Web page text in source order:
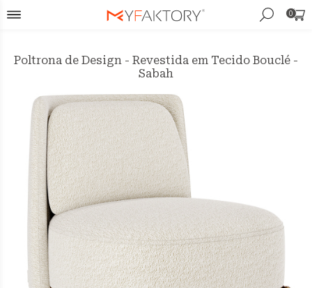
0
Poltrona de Design - Revestida em Tecido Bouclé -
Sabah